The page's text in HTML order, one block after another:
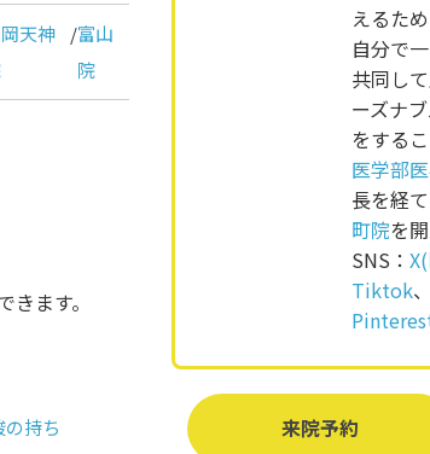
天神
/富山
院
ます。
持ち
えるた
自分で
共同し
ーズナ
をする
医学部
長を経て
町院を開
SNS：
Tiktok、
来院予約